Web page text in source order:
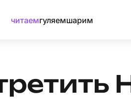
читаемгуляемшарим